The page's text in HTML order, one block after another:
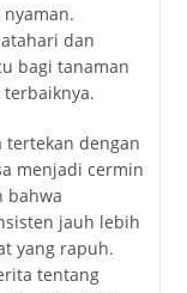
dan
bagi tanaman
tertekan dengan
menjadi cermin
bahwa
jauh lebih
yang rapuh.
tentang